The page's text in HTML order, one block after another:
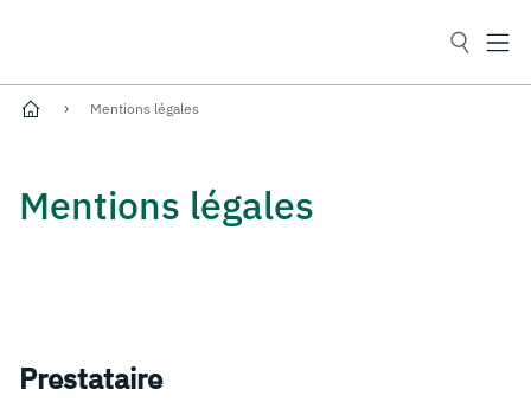
Prix d’Art Henrike Grohs 2026
Mentions légales
Mentions légales
Prestataire